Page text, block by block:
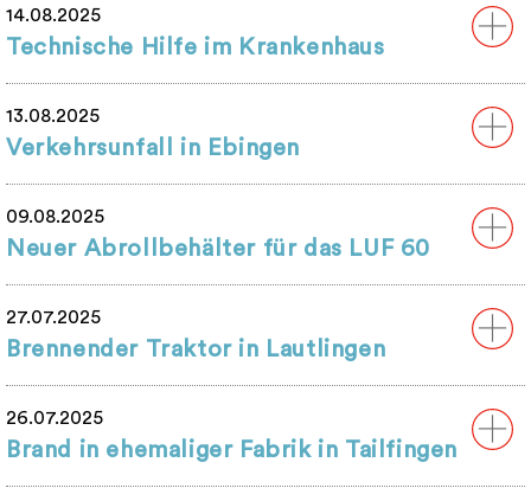
14.08.2025
Technische Hilfe im Krankenhaus
13.08.2025
Verkehrsunfall in Ebingen
09.08.2025
Neuer Abrollbehälter für das LUF 60
27.07.2025
Brennender Traktor in Lautlingen
26.07.2025
Brand in ehemaliger Fabrik in Tailfingen